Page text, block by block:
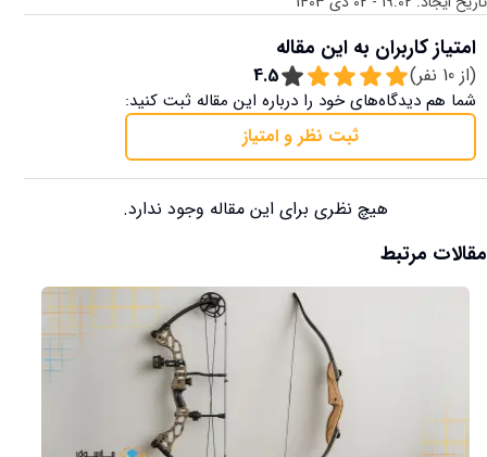
امتیاز کاربران به این مقاله
(از 10 نفر) 4.5
شما هم دیدگاه‌های خود را درباره این مقاله ثبت کنید:
ثبت نظر و امتیاز
هیچ نظری برای این مقاله وجود ندارد.
مقالات مرتبط